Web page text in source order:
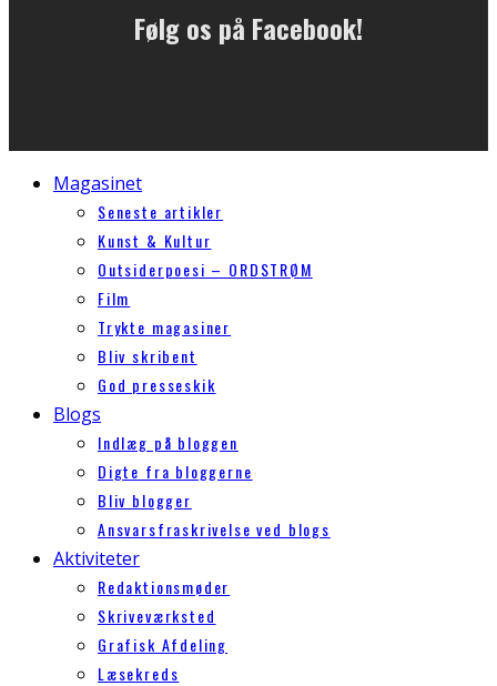
Følg os på Facebook!
Magasinet
Seneste artikler
Kunst & Kultur
Outsiderpoesi – ORDSTRØM
Film
Trykte magasiner
Bliv skribent
God presseskik
Blogs
Indlæg på bloggen
Digte fra bloggerne
Bliv blogger
Ansvarsfraskrivelse ved blogs
Aktiviteter
Redaktionsmøder
Skriveværksted
Grafisk Afdeling
Læsekreds